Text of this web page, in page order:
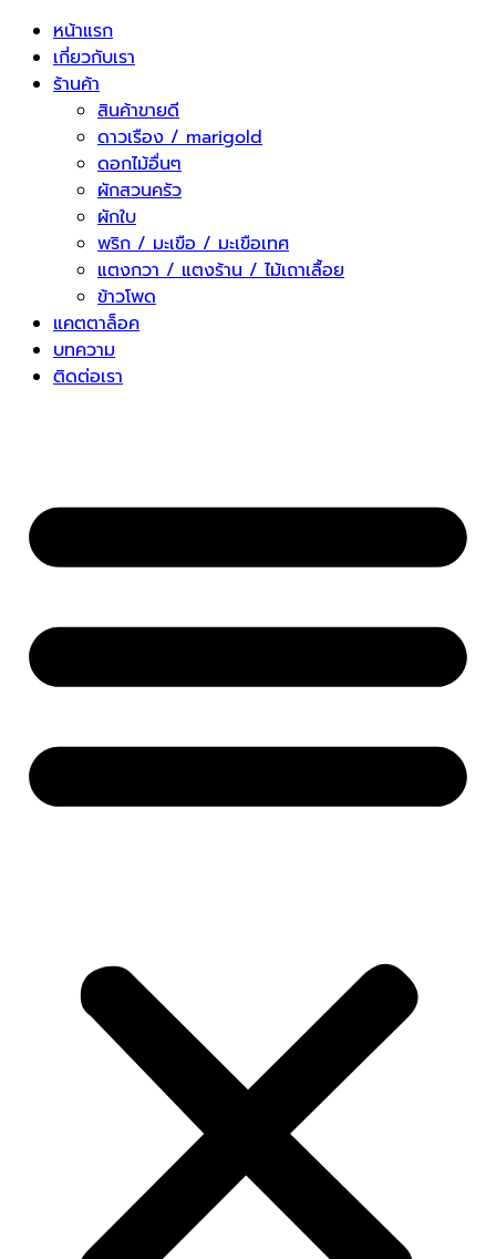
Skip
content
หน้าแรก
เกี่ยวกับเรา
ร้านค้า
สินค้าขายดี
ดาวเรือง / marigold
ดอกไม้อื่นๆ
ผักสวนครัว
ผักใบ
พริก / มะเขือ / มะเขือเทศ
แตงกวา / แตงร้าน / ไม้เถาเลื้อย
ข้าวโพด
แคตตาล็อค
บทความ
ติดต่อเรา